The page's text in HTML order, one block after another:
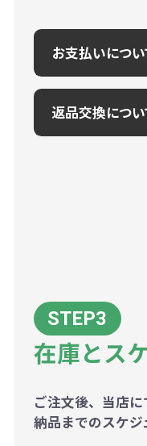
お支払いについ
返品交換につい
在庫とス
ご注文後、当店に
納品までのスケジ